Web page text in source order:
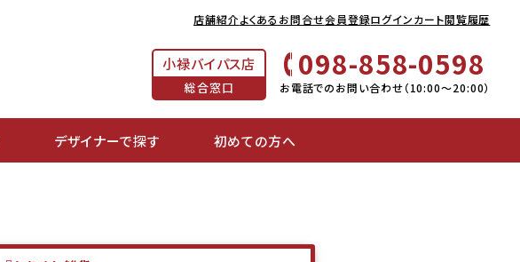
店舗紹介よくあるお問合せ会員登録ログインカート閲覧履歴
小禄バイパス店
総合窓口
098-858-0598
お電話でのお問い合わせ（10:00～20:00）
デザイナーで探す 初めての方へ